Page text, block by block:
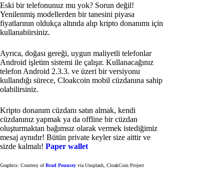
Eski bir telefonunuz mu yok? Sorun değil!
Yenilenmiş modellerden bir tanesini piyasa
fiyatlarının oldukça altında alıp kripto donanımı için
kullanabiirsiniz.
Ayrıca, doğası gereği, uygun maliyetli telefonlar
Android işletim sistemi ile çalışır. Kullanacağınız
telefon Android 2.3.3. ve üzeri bir versiyonu
kullandığı sürece, Cloakcoin mobil cüzdanına sahip
olabilirsiniz.
Kripto donanım cüzdanı satın almak, kendi
cüzdanınız yapmak ya da offline bir cüzdan
oluşturmaktan bağımsız olarak vermek istediğimiz
mesaj aynıdır! Bütün private keyler size aittir ve
sizde kalmalı! Paper wallet
Graphics: Courtesy ofBrad Pouncey via Unsplash, CloakCoin Project